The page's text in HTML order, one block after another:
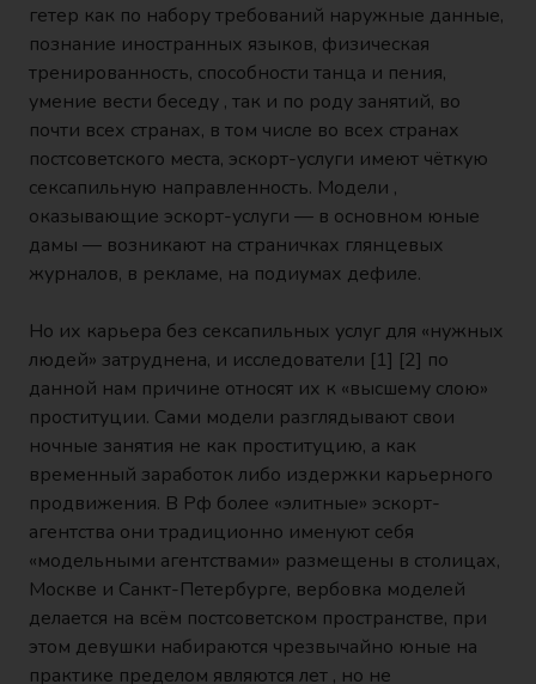
гетер как по набору требований наружные данные,
познание иностранных языков, физическая
тренированность, способности танца и пения,
умение вести беседу , так и по роду занятий, во
почти всех странах, в том числе во всех странах
постсоветского места, эскорт-услуги имеют чёткую
сексапильную направленность. Модели ,
оказывающие эскорт-услуги — в основном юные
дамы — возникают на страничках глянцевых
журналов, в рекламе, на подиумах дефиле.
Но их карьера без сексапильных услуг для «нужных
людей» затруднена, и исследователи [1] [2] по
данной нам причине относят их к «высшему слою»
проституции. Сами модели разглядывают свои
ночные занятия не как проституцию, a как
временный заработок либо издержки карьерного
продвижения. В Рф более «элитные» эскорт-
агентства они традиционно именуют себя
«модельными агентствами» размещены в столицах,
Москве и Санкт-Петербурге, вербовка моделей
делается на всём постсоветском пространстве, при
этом девушки набираются чрезвычайно юные на
практике пределом являются лет , но не